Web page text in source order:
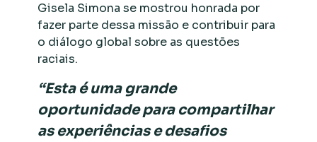
Gisela Simona se mostrou honrada por
fazer parte dessa missão e contribuir para
o diálogo global sobre as questões
raciais.
“Esta é uma grande
oportunidade para compartilhar
as experiências e desafios